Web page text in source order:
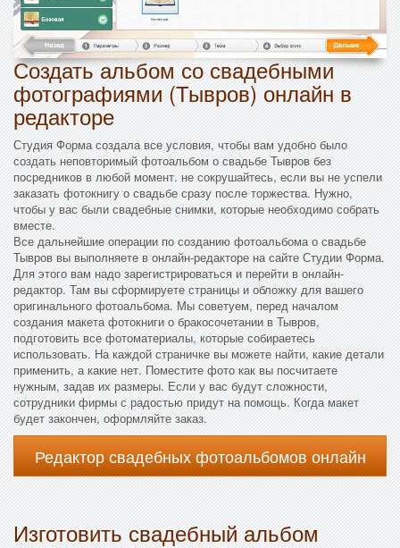
Создать альбом со свадебными
фотографиями (Тывров) онлайн в
редакторе
Студия Форма создала все условия, чтобы вам удобно было
создать неповторимый фотоальбом о свадьбе Тывров без
посредников в любой момент. не сокрушайтесь, если вы не успели
заказать фотокнигу о свадьбе сразу после торжества. Нужно,
чтобы у вас были свадебные снимки, которые необходимо собрать
вместе.
Все дальнейшие операции по созданию фотоальбома о свадьбе
Тывров вы выполняете в онлайн-редакторе на сайте Студии Форма.
Для этого вам надо зарегистрироваться и перейти в онлайн-
редактор. Там вы сформируете страницы и обложку для вашего
оригинального фотоальбома. Мы советуем, перед началом
создания макета фотокниги о бракосочетании в Тывров,
подготовить все фотоматериалы, которые собираетесь
использовать. На каждой страничке вы можете найти, какие детали
применить, а какие нет. Поместите фото как вы посчитаете
нужным, задав их размеры. Если у вас будут сложности,
сотрудники фирмы с радостью придут на помощь. Когда макет
будет закончен, оформляйте заказ.
Редактор свадебных фотоальбомов онлайн
Изготовить свадебный альбом